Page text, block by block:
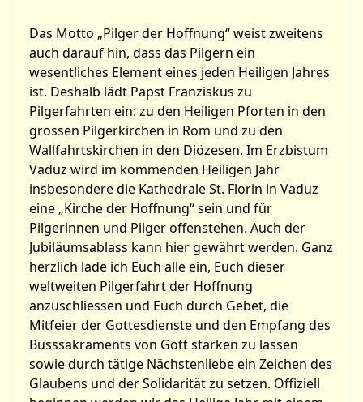
Das Motto „Pilger der Hoffnung“ weist zweitens
auch darauf hin, dass das Pilgern ein
wesentliches Element eines jeden Heiligen Jahres
ist. Deshalb lädt Papst Franziskus zu
Pilgerfahrten ein: zu den Heiligen Pforten in den
grossen Pilgerkirchen in Rom und zu den
Wallfahrtskirchen in den Diözesen. Im Erzbistum
Vaduz wird im kommenden Heiligen Jahr
insbesondere die Kathedrale St. Florin in Vaduz
eine „Kirche der Hoffnung“ sein und für
Pilgerinnen und Pilger offenstehen. Auch der
Jubiläumsablass kann hier gewährt werden. Ganz
herzlich lade ich Euch alle ein, Euch dieser
weltweiten Pilgerfahrt der Hoffnung
anzuschliessen und Euch durch Gebet, die
Mitfeier der Gottesdienste und den Empfang des
Busssakraments von Gott stärken zu lassen
sowie durch tätige Nächstenliebe ein Zeichen des
Glaubens und der Solidarität zu setzen. Offiziell